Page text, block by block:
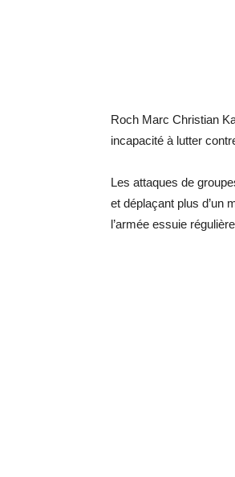
Roch Marc Christian
incapacité à lutter
Les attaques de
et déplaçant plus d’un
l’armée essuie